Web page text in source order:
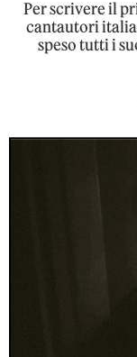
Per scrivere il
cantautori
speso tutti i